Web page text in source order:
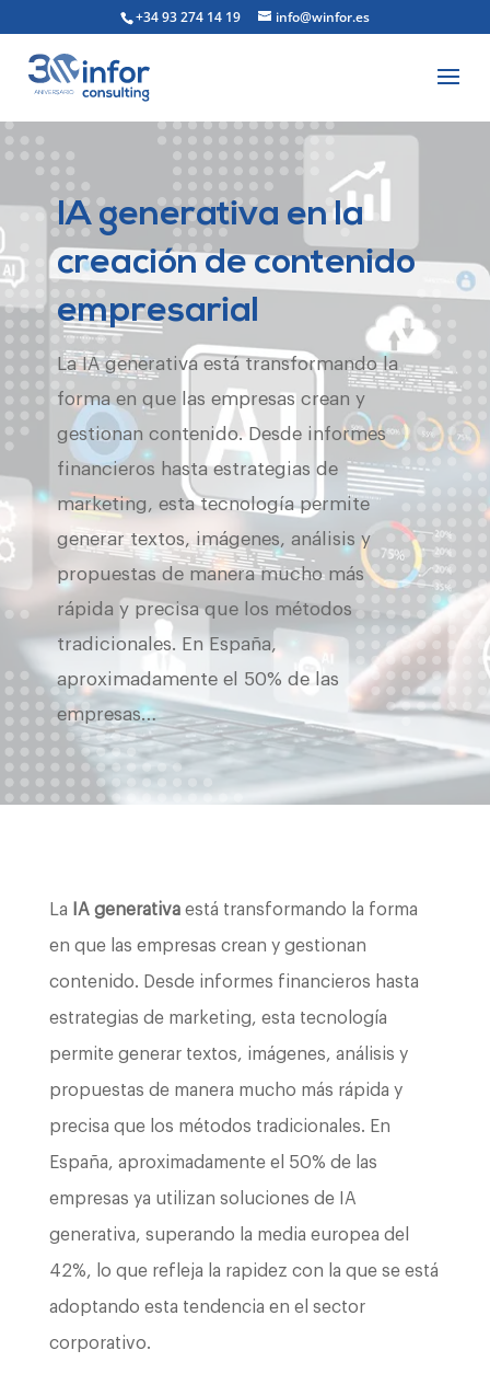
+34 93 274 14 19 info@winfor.es
IA generativa en la
creación de contenido
empresarial
La IA generativa está transformando la
forma en que las empresas crean y
gestionan contenido. Desde informes
financieros hasta estrategias de
marketing, esta tecnología permite
generar textos, imágenes, análisis y
propuestas de manera mucho más
rápida y precisa que los métodos
tradicionales. En España,
aproximadamente el 50% de las
empresas…
La IA generativaestá transformando la forma
en que las empresas crean y gestionan
contenido. Desde informes financieros hasta
estrategias de marketing, esta tecnología
permite generar textos, imágenes, análisis y
propuestas de manera mucho más rápida y
precisa que los métodos tradicionales. En
España, aproximadamente el 50% de las
empresas ya utilizan soluciones de IA
generativa, superando la media europea del
42%, lo que refleja la rapidez con la que se está
adoptando esta tendencia en el sector
corporativo.